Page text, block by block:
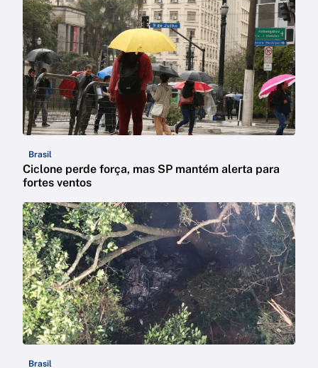
Brasil
Ciclone perde força, mas SP mantém alerta para
fortes ventos
Brasil